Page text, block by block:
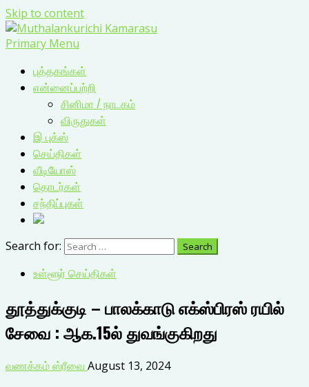
Skip to content
Primary Menu
புத்தகங்கள்
என்னைப்பற்றி
சினிமா / நாடகம்
விருதுகள்
இ புக்ஸ்
செய்திகள்
வீடியோஸ்
தொடர்கள்
சந்திப்புகள்
Search for:
உள்ளூர் செய்திகள்
தூத்துக்குடி – பாலக்காடு எக்ஸ்பிரஸ் ரயில்
சேவை : ஆக.15ல் துவங்குகிறது
வணக்கம் ஸ்ரீவை August 13, 2024